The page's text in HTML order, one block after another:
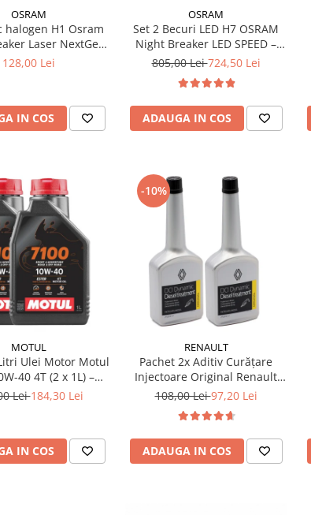
OSRAM
Laser NextGen
+150%
128,00 Lei
IN COS
OSRAM
Set 2 Becuri LED H7 OSRAM
Night Breaker LED SPEED –
Street Legal, 6000K, Design
805,00 Lei724,50 Lei
ADAUGA IN COS
MOTUL
Ulei Motor Motul
40 4T (2 x 1L) –
API SP, JASO
Lei184,30 Lei
IN COS
-10%
RENAULT
Pachet 2x Aditiv Curățare
Injectoare Original Renault
DCI Dynamic, 250ml
108,00 Lei97,20 Lei
ADAUGA IN COS